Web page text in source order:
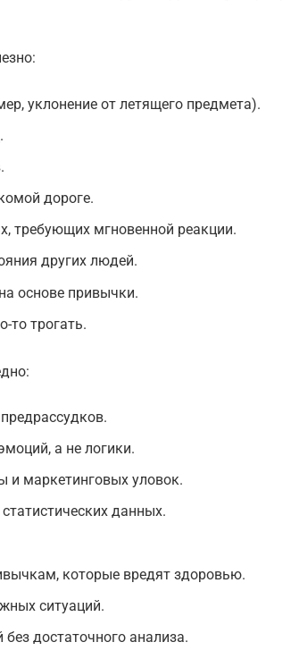
уклонение от летящего предмета).
дороге.
требующих мгновенной реакции.
других людей.
основе привычки.
то трогать.
а не логики.
и маркетинговых уловок.
данных.
которые вредят здоровью.
ситуаций.
достаточного анализа.